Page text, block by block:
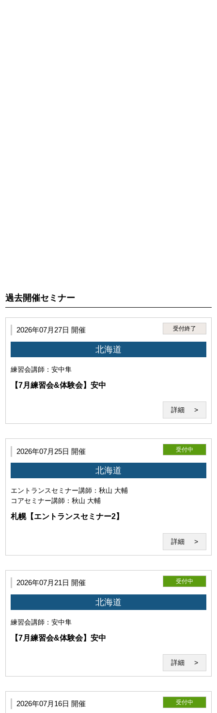
とします。
第5条（セミナーシステム）
「セミナーシステム」とは、教材及びWeb会議システム
す。 当研究所が必要と判断した場合は、セミナーシステムを
第6条（Zoomの利用）
サービスを利用して提供されます。事前にダウンロードが必
過去開催セミナー
2026年07月27日 開催 受付終了
北海道
練習会講師：安中隼
【7月練習会&体験会】安中
詳細
2026年07月25日 開催 受付中
北海道
エントランスセミナー講師：秋山 大輔
コアセミナー講師：秋山 大輔
札幌【エントランスセミナー2】
詳細
2026年07月21日 開催 受付中
北海道
練習会講師：安中隼
【7月練習会&体験会】安中
詳細
2026年07月16日 開催 受付中